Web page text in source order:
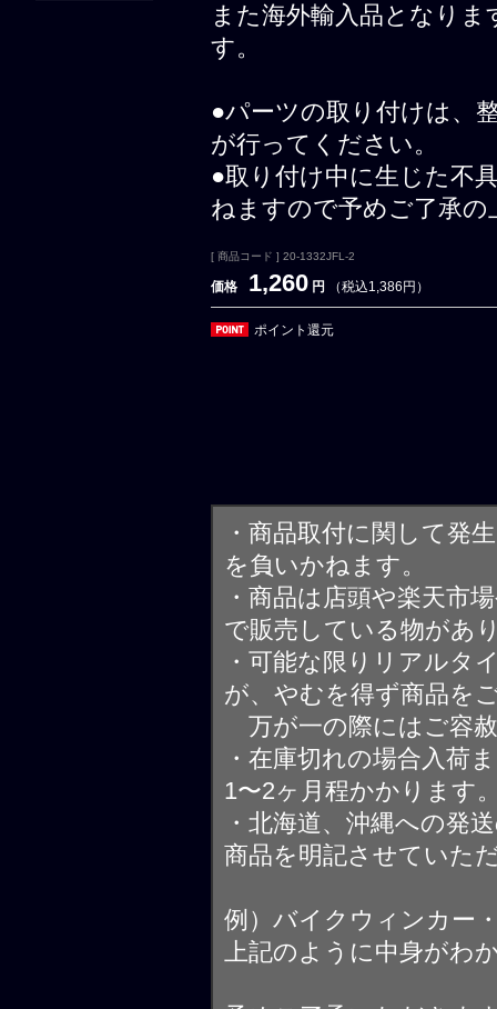
また海外輸入品となり
す。
●パーツの取り付けは、
が行ってください。
●取り付け中に生じた不
ねますので予めご了承
[ 商品コード ] 20-1332JFL-2
価格 1,260 円 （税込1,386円）
ポイント還元
・商品取付に関して発
を負いかねます。
・商品は店頭や楽天市
で販売している物があ
・可能な限りリアルタ
が、やむを得ず商品を
万が一の際にはご容
・在庫切れの場合入荷
1〜2ヶ月程かかります
・北海道、沖縄への発
商品を明記させていた
例）バイクウィンカー
上記のように中身がわ